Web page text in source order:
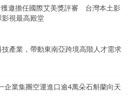
邀擔任國際艾美獎評審 台灣本土影
視最高殿堂
產業，帶動東南亞跨境高階人才需求
企業集團空運進口逾4萬朵石斛蘭向天